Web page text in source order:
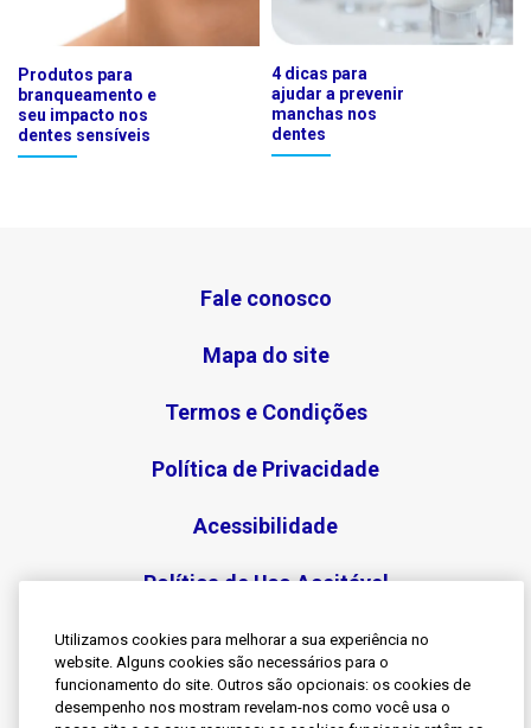
Produtos para
branqueamento e
seu impacto nos
dentes sensíveis
4 dicas para
ajudar a prevenir
manchas nos
dentes
Fale conosco
Mapa do site
Termos e Condições
Política de Privacidade
Acessibilidade
Política de Uso Aceitável
Utilizamos cookies para melhorar a sua experiência no
website. Alguns cookies são necessários para o
funcionamento do site. Outros são opcionais: os cookies de
desempenho nos mostram revelam-nos como você usa o